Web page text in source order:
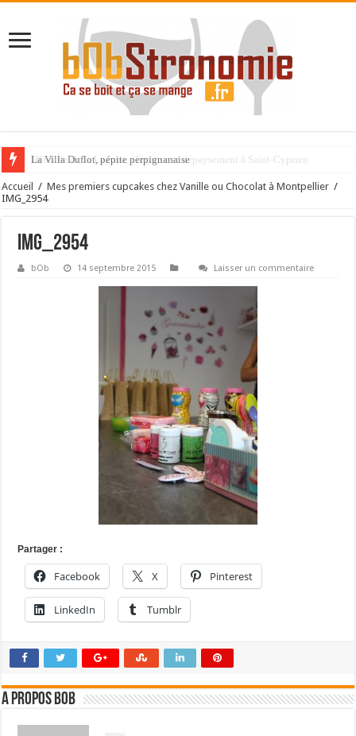
La Villa Duflot, pépite perpignanaise
Accueil / Mes premiers cupcakes chez Vanille ou Chocolat à Montpellier /
IMG_2954
IMG_2954
bOb 14 septembre 2015 Laisser un commentaire
Partager :
Facebook X Pinterest
LinkedIn Tumblr
A propos bOb